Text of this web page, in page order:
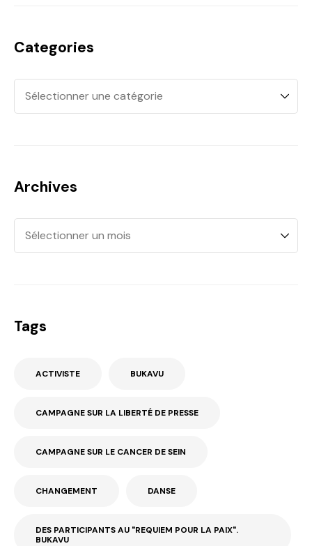
Categories
Archives
Tags
ACTIVISTE BUKAVU
CAMPAGNE SUR LA LIBERTÉ DE PRESSE
CAMPAGNE SUR LE CANCER DE SEIN
CHANGEMENT DANSE
DES PARTICIPANTS AU "REQUIEM POUR LA PAIX".
BUKAVU